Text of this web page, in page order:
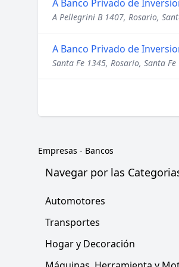
A Banco Privado de
A Pellegrini B 1407, Rosario,
A Banco Privado de
Santa Fe 1345, Rosario, Santa Fe
Empresas - Bancos
Navegar por las
Automotores
Transportes
Hogar y Decoración